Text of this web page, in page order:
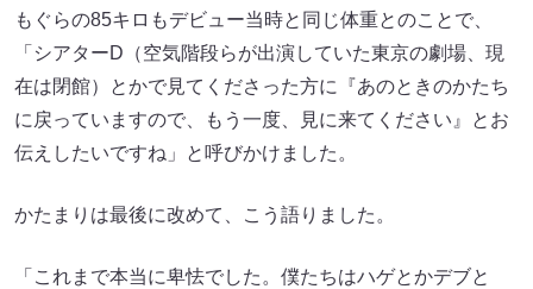
もぐらの85キロもデビュー当時と同じ体重とのことで、
「シアターD（空気階段らが出演していた東京の劇場、現
在は閉館）とかで見てくださった方に『あのときのかたち
に戻っていますので、もう一度、見に来てください』とお
伝えしたいですね」と呼びかけました。
かたまりは最後に改めて、こう語りました。
「これまで本当に卑怯でした。僕たちはハゲとかデブと